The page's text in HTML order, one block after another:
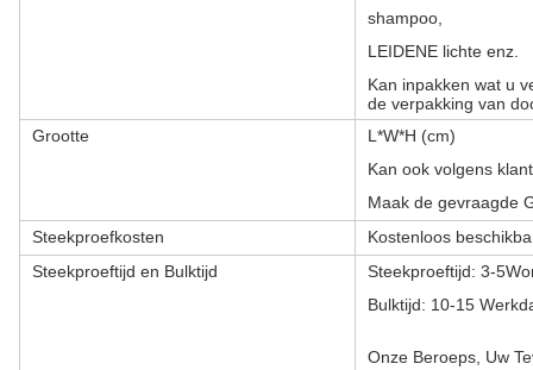
shampoo,
LEIDENE lichte enz.
Kan inpakken wat u
de verpakking van
Grootte
L*W*H (cm)
Kan ook volgens
Maak de gevraagde
Steekproefkosten
Kostenloos
Steekproeftijd en Bulktijd
Steekproeftijd: 3-
Bulktijd: 10-15
Onze Beroeps, Uw